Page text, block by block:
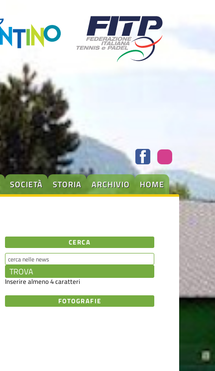
SOCIETÀ STORIA ARCHIVIO HOME
CERCA
Inserire almeno 4 caratteri
FOTOGRAFIE